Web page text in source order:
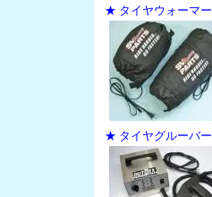
★ タイヤウォーマー
★ タイヤグルーバー